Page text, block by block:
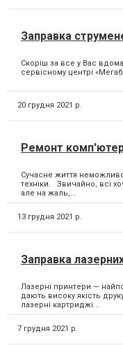
Заправка
Скоріш за все у Вас
сервісному центрі
20 грудня 2021 р.
Ремонт
Сучасне життя неможливо
техніки. Звичайно, всі
але на жаль,...
13 грудня 2021 р.
Заправка
Лазерні принтери —
дають високу якість
лазерні картриджі...
7 грудня 2021 р.